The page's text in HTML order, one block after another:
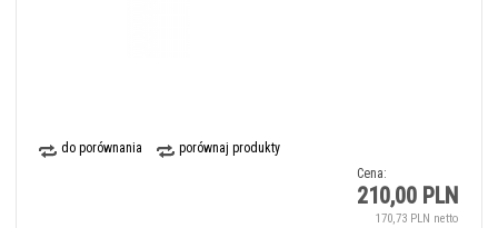
do porównania
porównaj produkty
Cena:
210,00 PLN
170,73 PLN netto